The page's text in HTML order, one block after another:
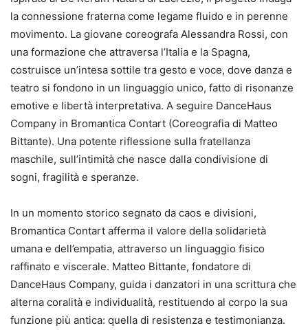
la connessione fraterna come legame fluido e in perenne
movimento. La giovane coreografa Alessandra Rossi, con
una formazione che attraversa l’Italia e la Spagna,
costruisce un’intesa sottile tra gesto e voce, dove danza e
teatro si fondono in un linguaggio unico, fatto di risonanze
emotive e libertà interpretativa. A seguire DanceHaus
Company in Bromantica Contart (Coreografia di Matteo
Bittante). Una potente riflessione sulla fratellanza
maschile, sull’intimità che nasce dalla condivisione di
sogni, fragilità e speranze.
In un momento storico segnato da caos e divisioni,
Bromantica Contart afferma il valore della solidarietà
umana e dell’empatia, attraverso un linguaggio fisico
raffinato e viscerale. Matteo Bittante, fondatore di
DanceHaus Company, guida i danzatori in una scrittura che
alterna coralità e individualità, restituendo al corpo la sua
funzione più antica: quella di resistenza e testimonianza.